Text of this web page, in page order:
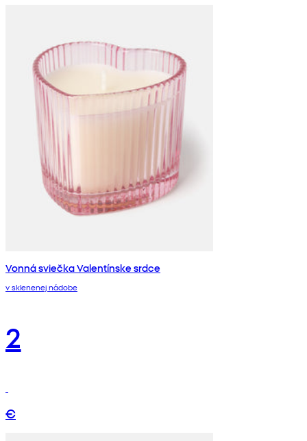
Vonná sviečka Valentínske srdce
v sklenenej nádobe
2
€